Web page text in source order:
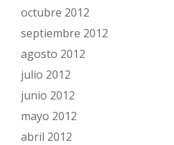
octubre 2012
septiembre 2012
agosto 2012
julio 2012
junio 2012
mayo 2012
abril 2012